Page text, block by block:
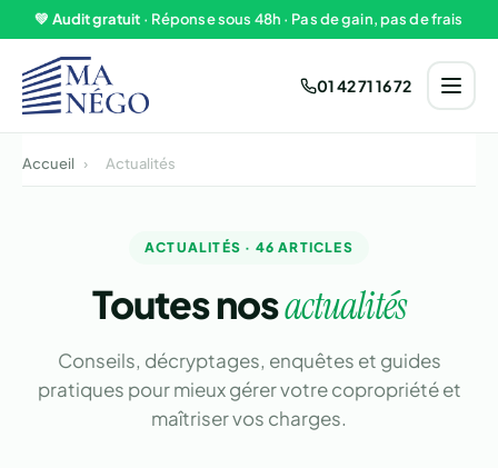
Aller au contenu
💚 Audit gratuit · Réponse sous 48h · Pas de gain, pas de frais
01 42 71 16 72
Accueil › Actualités
ACTUALITÉS · 46 ARTICLES
Toutes nosactualités
Conseils, décryptages, enquêtes et guides
pratiques pour mieux gérer votre copropriété et
maîtriser vos charges.